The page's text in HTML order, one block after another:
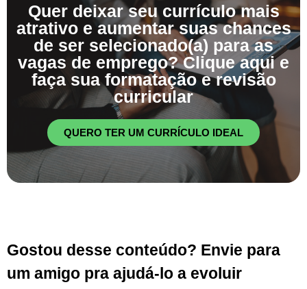
Quer deixar seu currículo mais
atrativo e aumentar suas chances
de ser selecionado(a) para as
vagas de emprego? Clique aqui e
faça sua formatação e revisão
curricular
QUERO TER UM CURRÍCULO IDEAL
Gostou desse conteúdo? Envie para
um amigo pra ajudá-lo a evoluir